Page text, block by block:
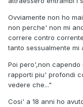
Ovviamente non ho
non perche' non mi
correre contro
tanto sessualmente mi
Poi pero',non
rapporti piu' profondi
vedere che..."
Cosi' a 18 anni ho